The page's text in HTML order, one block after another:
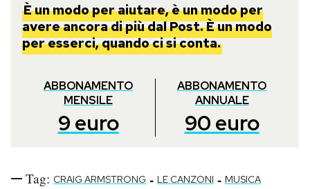
È un modo per aiutare, è un modo per
avere ancora di più dal Post. È un modo
per esserci, quando ci si conta.
ABBONAMENTO
MENSILE
9 euro
ABBONAMENTO
ANNUALE
90 euro
Tag: CRAIG ARMSTRONG - LE CANZONI - MUSICA